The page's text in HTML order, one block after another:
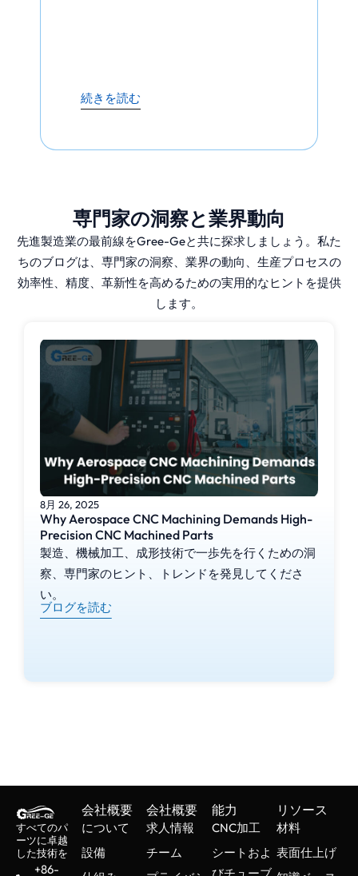
続きを読む
専門家の洞察と業界動向
先進製造業の最前線をGree-Geと共に探求しましょう。私た
ちのブログは、専門家の洞察、業界の動向、生産プロセスの
効率性、精度、革新性を高めるための実用的なヒントを提供
します。
8月 26, 2025
Why Aerospace CNC Machining Demands High-
Precision CNC Machined Parts
製造、機械加工、成形技術で一歩先を行くための洞
察、専門家のヒント、トレンドを発見してくださ
い。
ブログを読む
すべてのパ
ーツに卓越
した技術を
+86-
会社概要
について
設備
会社概要
求人情報
チーム
能力
CNC加工
シートおよ
リソース
材料
表面仕上げ